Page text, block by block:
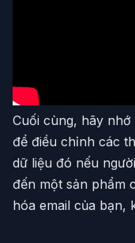
Cuối cùng, hãy
để điều chỉnh các
dữ liệu đó nếu
đến một sản phẩm
hóa email của bạn,